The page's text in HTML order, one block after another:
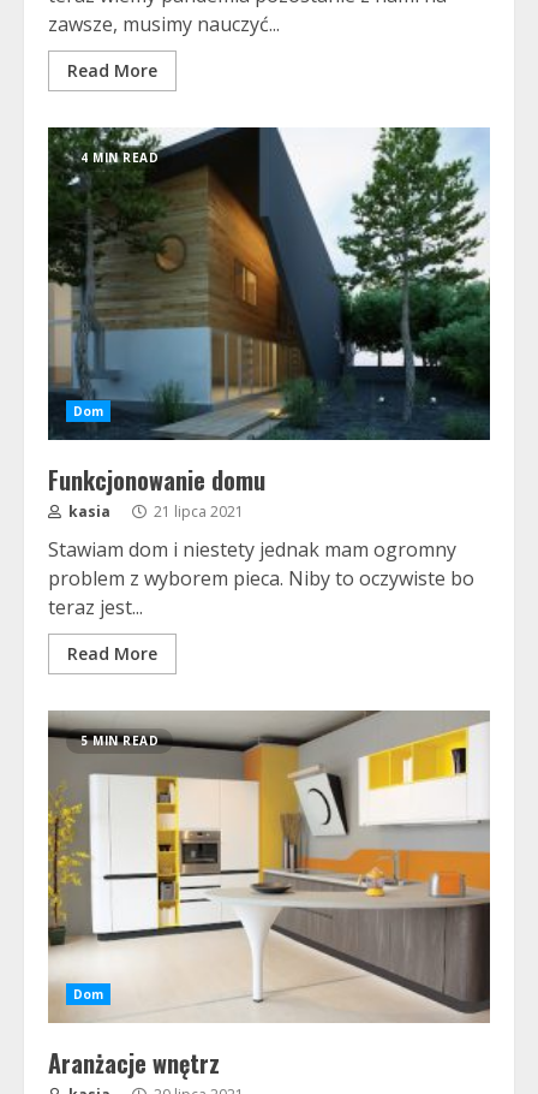
zawsze, musimy nauczyć...
Read More
4 MIN READ
Dom
Funkcjonowanie domu
kasia 21 lipca 2021
Stawiam dom i niestety jednak mam ogromny
problem z wyborem pieca. Niby to oczywiste bo
teraz jest...
Read More
5 MIN READ
Dom
Aranżacje wnętrz